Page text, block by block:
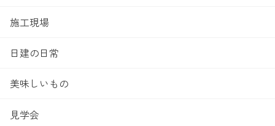
施工現場
日建の日常
美味しいもの
見学会